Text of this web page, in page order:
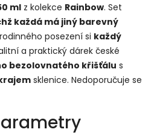
ml z kolekce Rainbow. Set
každá má jiný barevný
posezení si každý
a praktický dárek české
bezolovnatého křišťálu s
sklenice. Nedoporučuje se